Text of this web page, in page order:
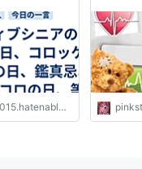
。 - 風に吹
グ (今日は
ートーク)
みの人
ンクハ